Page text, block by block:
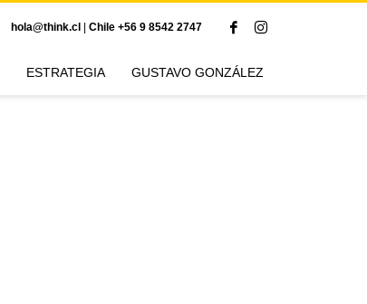
hola@think.cl Chile +56 9 8542 2747
ESTRATEGIA GUSTAVO GONZÁLEZ